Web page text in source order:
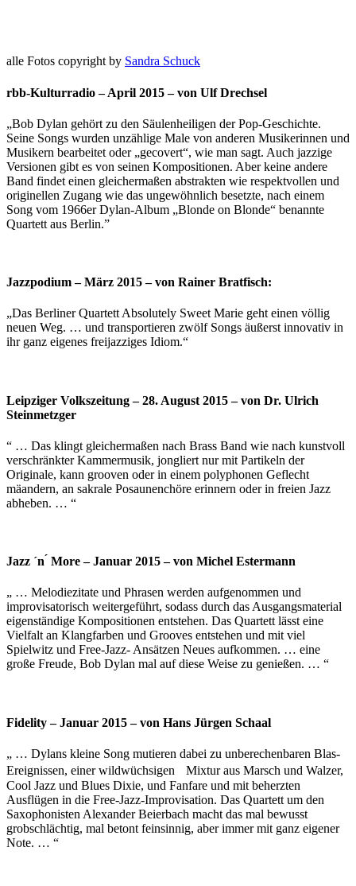
alle Fotos copyright by Sandra Schuck
rbb-Kulturradio – April 2015 – von Ulf Drechsel
„Bob Dylan gehört zu den Säulenheiligen der Pop-Geschichte.
Seine Songs wurden unzählige Male von anderen Musikerinnen und
Musikern bearbeitet oder „gecovert“, wie man sagt. Auch jazzige
Versionen gibt es von seinen Kompositionen. Aber keine andere
Band findet einen gleichermaßen abstrakten wie respektvollen und
originellen Zugang wie das ungewöhnlich besetzte, nach einem
Song vom 1966er Dylan-Album „Blonde on Blonde“ benannte
Quartett aus Berlin.”
Jazzpodium – März 2015 – von Rainer Bratfisch:
„Das Berliner Quartett Absolutely Sweet Marie geht einen völlig
neuen Weg. … und transportieren zwölf Songs äußerst innovativ in
ihr ganz eigenes freijazziges Idiom.“
Leipziger Volkszeitung – 28. August 2015 – von Dr. Ulrich
Steinmetzger
“ … Das klingt gleichermaßen nach Brass Band wie nach kunstvoll
verschränkter Kammermusik, jongliert nur mit Partikeln der
Originale, kann grooven oder in einem polyphonen Geflecht
mäandern, an sakrale Posaunenchöre erinnern oder in freien Jazz
abheben. … “
Jazz ´n ́ More – Januar 2015 – von Michel Estermann
„ … Melodiezitate und Phrasen werden aufgenommen und
improvisatorisch weitergeführt, sodass durch das Ausgangsmaterial
eigenständige Kompositionen entstehen. Das Quartett lässt eine
Vielfalt an Klangfarben und Grooves entstehen und mit viel
Spielwitz und Free-Jazz- Ansätzen Neues aufkommen. … eine
große Freude, Bob Dylan mal auf diese Weise zu genießen. … “
Fidelity – Januar 2015 – von Hans Jürgen Schaal
„ … Dylans kleine Song mutieren dabei zu unberechenbaren Blas-
Ereignissen, einer wildwüchsigen Mixtur aus Marsch und Walzer,
Cool Jazz und Blues Dixie, und Fanfare und mit beherzten
Ausflügen in die Free-Jazz-Improvisation. Das Quartett um den
Saxophonisten Alexander Beierbach macht das mal bewusst
grobschlächtig, mal betont feinsinnig, aber immer mit ganz eigener
Note. … “